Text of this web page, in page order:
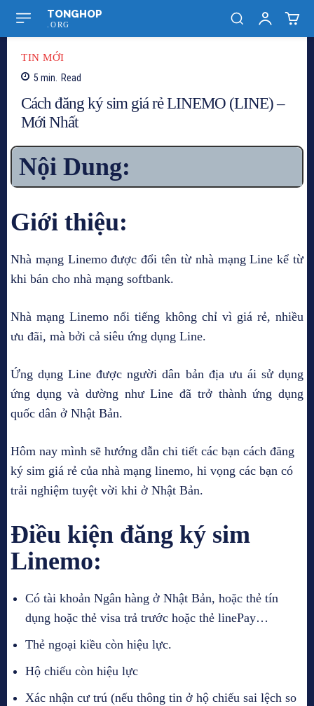
TONGHOP
.ORG
TIN MỚI
5 min. Read
Cách đăng ký sim giá rẻ LINEMO (LINE) –
Mới Nhất
Nội Dung:
Giới thiệu:
Nhà mạng Linemo được đổi tên từ nhà mạng Line kể từ
khi bán cho nhà mạng softbank.
Nhà mạng Linemo nổi tiếng không chỉ vì giá rẻ, nhiều
ưu đãi, mà bởi cả siêu ứng dụng Line.
Ứng dụng Line được người dân bản địa ưu ái sử dụng
ứng dụng và dường như Line đã trở thành ứng dụng
quốc dân ở Nhật Bản.
Hôm nay mình sẽ hướng dẫn chi tiết các bạn cách đăng
ký sim giá rẻ của nhà mạng linemo, hi vọng các bạn có
trải nghiệm tuyệt vời khi ở Nhật Bản.
Điều kiện đăng ký sim
Linemo:
Có tài khoản Ngân hàng ở Nhật Bản, hoặc thẻ tín
dụng hoặc thẻ visa trả trước hoặc thẻ linePay…
Thẻ ngoại kiều còn hiệu lực.
Hộ chiếu còn hiệu lực
Xác nhận cư trú (nếu thông tin ở hộ chiếu sai lệch so